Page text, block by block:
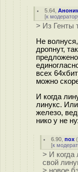
5.64 ,
[к
> Из Генты
Не
дропнут,
всех
можно
И когда
линукс.
железо,
нико у не
6.90 ,пох (
[к
> И когда
свой